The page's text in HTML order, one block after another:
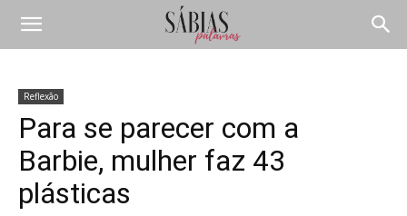
Reflexão
Para se parecer com a
Barbie, mulher faz 43
plásticas